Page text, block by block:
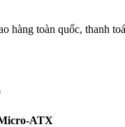
hàng toàn quốc, thanh
ATX